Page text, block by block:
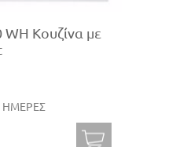
Κουζίνα με
ΗΜΕΡΕΣ